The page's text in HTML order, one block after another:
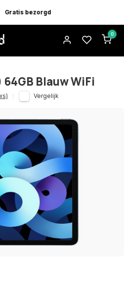
Gratis bezorgd
0
Blauw WiFi
Vergelijk